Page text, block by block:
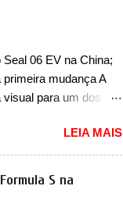
no mercado
que isso: ela é a
da sua história,
06 EV na China;
mudança A
para um dos
menos de um ano. O
na dianteira e na
da marca, mas
assim (o que não
LEIA MAIS
S na